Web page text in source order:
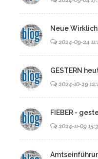
Neue
2024-09-24
GESTERN
2024-10-29
FIEBER -
2024-11-09